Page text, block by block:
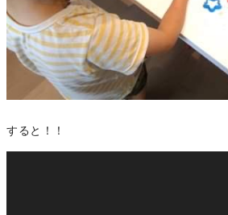
すると！！